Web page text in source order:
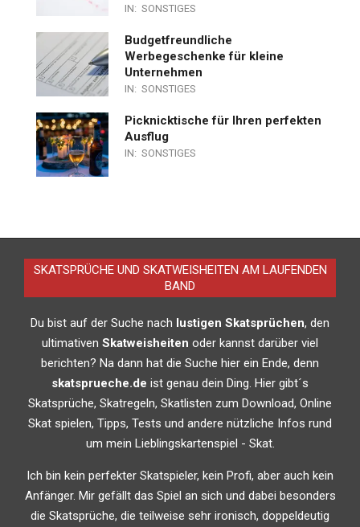
IN: SONSTIGES
Budgetfreundliche
Werbegeschenke für kleine
Unternehmen
IN: SONSTIGES
Picknicktische für Ihren perfekten
Ausflug
IN: SONSTIGES
SKATSPRÜCHE UND SKATWEISHEITEN AM LAUFENDEN
BAND
Du bist auf der Suche nach lustigen Skatsprüchen, den
ultimativen Skatweisheiten oder kannst darüber viel
berichten? Na dann hat die Suche hier ein Ende, denn
skatsprueche.de ist genau dein Ding. Hier gibt´s
Skatsprüche, Skatregeln, Skatlisten zum Download, Online
Skat spielen, Tipps, Tests und andere nützliche Infos rund
um mein Lieblingskartenspiel - Skat.
Ich bin kein perfekter Skatspieler, kein Profi, aber auch kein
Anfänger. Mir gefällt das Spiel an sich und dabei besonders
die Skatsprüche, die teilweise sehr ironisch, doppeldeutig